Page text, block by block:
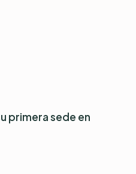
primera sede en